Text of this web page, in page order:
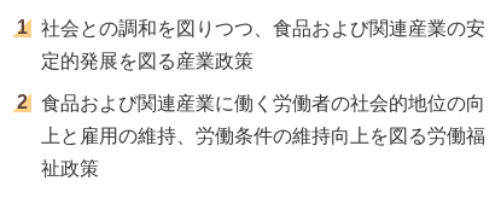
社会との調和を図りつつ、食品および関連産業の安
定的発展を図る産業政策
食品および関連産業に働く労働者の社会的地位の向
上と雇用の維持、労働条件の維持向上を図る労働福
祉政策